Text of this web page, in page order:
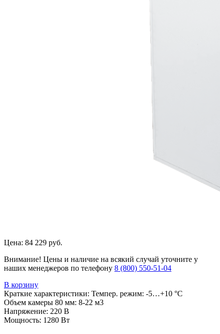
Цена: 84 229 руб.
Внимание! Цены и наличие на всякий случай уточните у
наших менеджеров по телефону 8 (800) 550-51-04
В корзину
Краткие характеристики: Темпер. режим: -5…+10 °C
Объем камеры 80 мм: 8-22 м3
Напряжение: 220 В
Мощность: 1280 Вт